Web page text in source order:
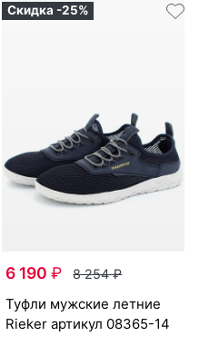
Скидка -25%
6 190₽ 8 254₽
туф­ли мужс­кие лет­ние
Ri­eker артикул 08365-14